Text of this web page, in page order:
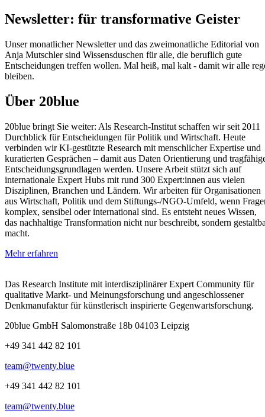
Newsletter: für transformative Geister
Unser monatlicher Newsletter und das zweimonatliche Editorial von
Anja Mutschler sind Wissensduschen für alle, die beruflich gute
Entscheidungen treffen wollen. Mal heiß, mal kalt - damit wir alle
bleiben.
Über 20blue
20blue bringt Sie weiter: Als Research‑Institut schaffen wir seit 2011
Durchblick für Entscheidungen für Politik und Wirtschaft. Heute
verbinden wir KI‑gestützte Research mit menschlicher Expertise und
kuratierten Gesprächen – damit aus Daten Orientierung und
Entscheidungsgrundlagen werden. Unsere Arbeit stützt sich auf
internationale Expert Hubs mit rund 300 Expert:innen aus vielen
Disziplinen, Branchen und Ländern. Wir arbeiten für Organisationen
aus Wirtschaft, Politik und dem Stiftungs‑/NGO‑Umfeld, wenn
komplex, sensibel oder international sind. Es entsteht neues Wissen,
das nachhaltige Transformation nicht nur beschreibt, sondern
macht.
Mehr erfahren
Das Research Institute mit interdisziplinärer Expert Community für
qualitative Markt- und Meinungsforschung und angeschlossener
Denkmanufaktur für künstlerisch inspirierte Gegenwartsforschung.
20blue GmbH Salomonstraße 18b 04103 Leipzig
+49 341 442 82 101
team@twenty.blue
+49 341 442 82 101
team@twenty.blue